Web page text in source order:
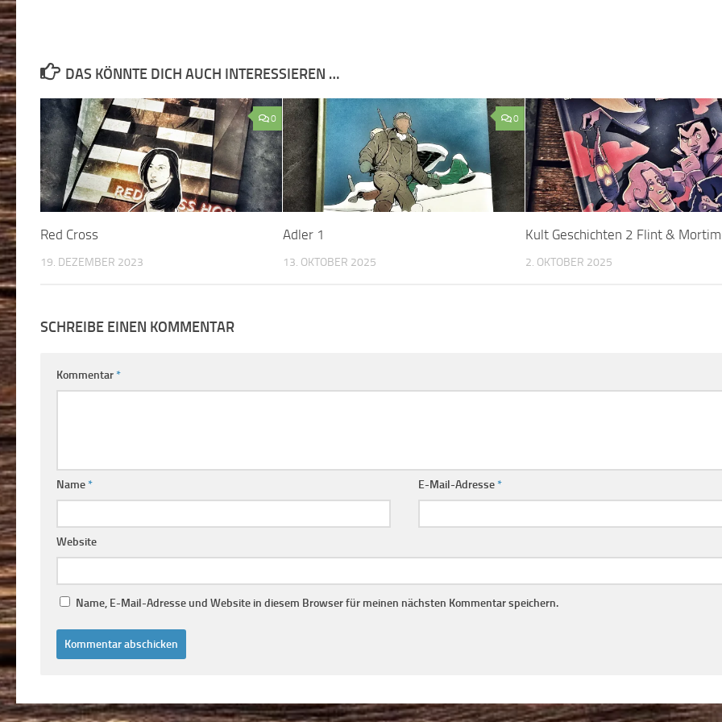
DAS KÖNNTE DICH AUCH INTERESSIEREN …
0
Red Cross
19. DEZEMBER 2023
0
Adler 1
13. OKTOBER 2025
Kult Geschichten 2 Flint &
2. OKTOBER 2025
SCHREIBE EINEN KOMMENTAR
Kommentar*
Name* E-Mail-Adresse*
Website
Name, E-Mail-Adresse und Website in diesem Browser für meinen nächsten Kommentar speichern.